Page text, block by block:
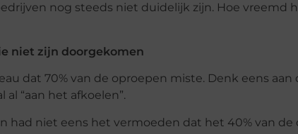
nog steeds niet duidelijk zijn. Hoe vreemd
niet zijn doorgekomen
dat 70% van de oproepen miste. Denk eens aan
“aan het afkoelen”.
had niet eens het vermoeden dat het 40% van de